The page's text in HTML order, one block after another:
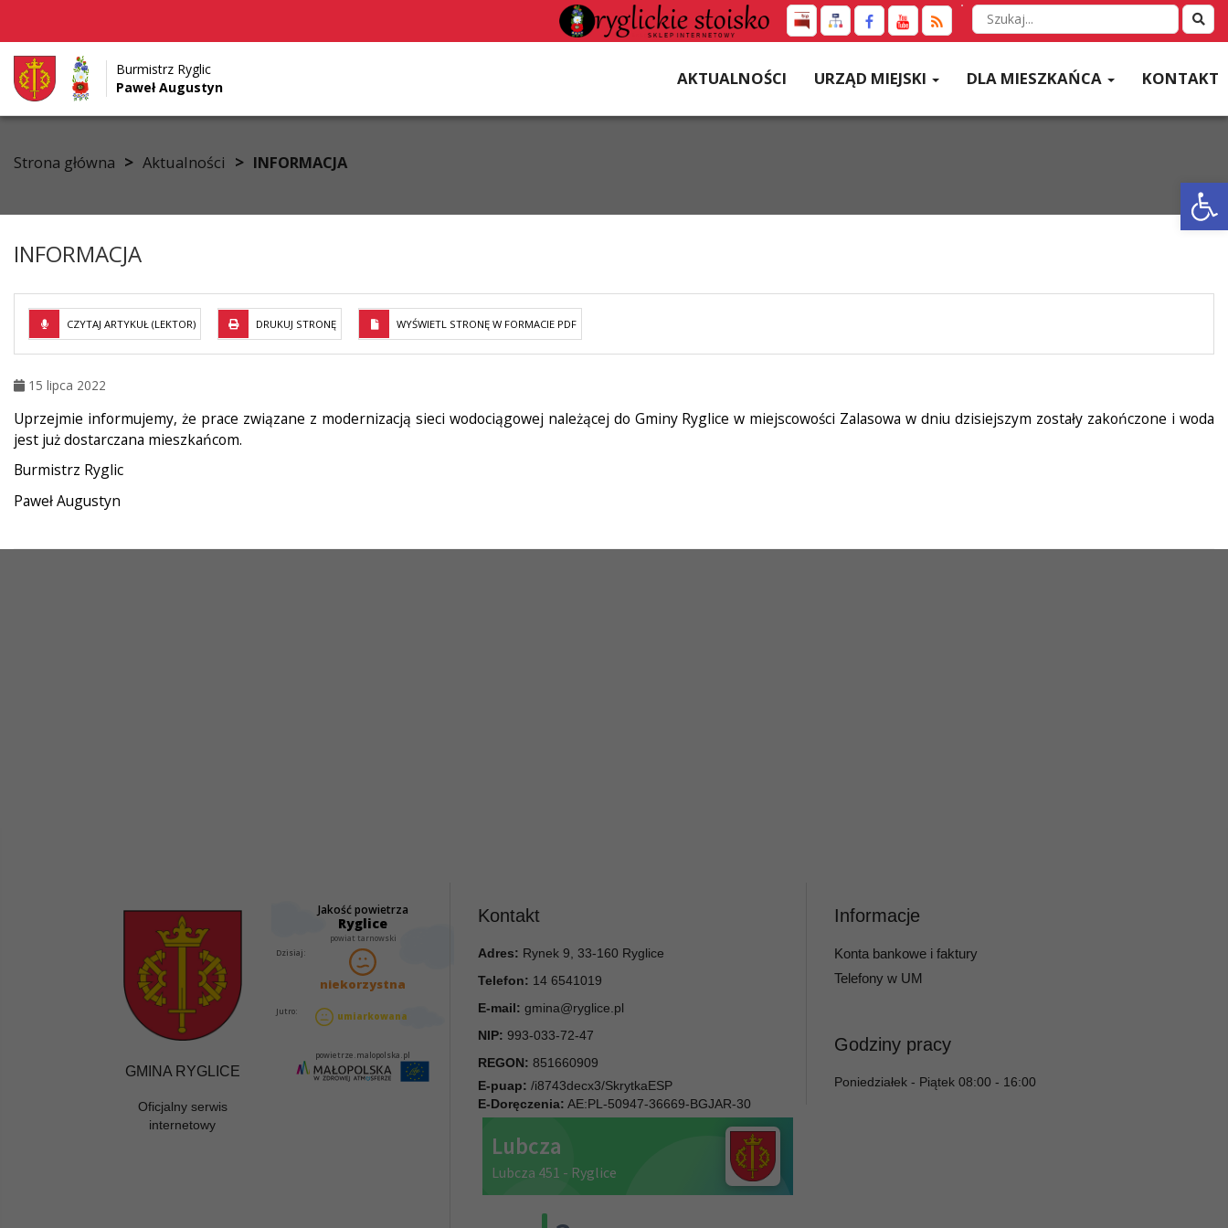
Przejdź do menu
Przejdź do głównej treści strony
Przejdź do stopki strony
Wyszukaj
w
Burmistrz Ryglic
Paweł Augustyn
AKTUALNOŚCI URZĄD MIEJSKI DLA MIESZKAŃCA KONTAKT
Strona główna > Aktualności > INFORMACJA
INFORMACJA
CZYTAJ ARTYKUŁ (LEKTOR) DRUKUJ STRONĘ WYŚWIETL STRONĘ W FORMACIE PDF
15 lipca 2022
Uprzejmie informujemy, że prace związane z modernizacją sieci wodociągowej należącej do Gminy Ryglice w miejscowości Zalasowa w dniu dzisiejszym zostały zakończone i woda
jest już dostarczana mieszkańcom.
Burmistrz Ryglic
Paweł Augustyn
GMINA RYGLICE
Oficjalny serwis
internetowy
Kontakt
Adres: Rynek 9, 33-160 Ryglice
Telefon: 14 6541019
E-mail: gmina@ryglice.pl
NIP: 993-033-72-47
REGON: 851660909
E-puap: /i8743decx3/SkrytkaESP
E-Doręczenia: AE:PL-50947-36669-BGJAR-30
Informacje
Konta bankowe i faktury
Telefony w UM
Godziny pracy
Poniedziałek - Piątek 08:00 - 16:00